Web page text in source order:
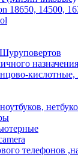
18650, 14500,
назначения
телефонов